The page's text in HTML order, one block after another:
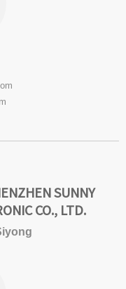
SUNNY
CO., LTD.